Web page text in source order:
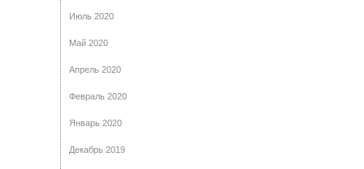
Июль 2020
Май 2020
Апрель 2020
Февраль 2020
Январь 2020
Декабрь 2019